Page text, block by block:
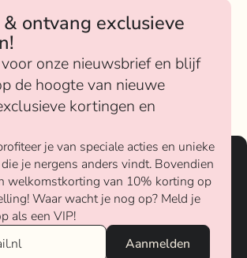
ontvang exclusieve
onze nieuwsbrief en blijf
de hoogte van nieuwe
kortingen en
je van speciale acties en unieke
je nergens anders vindt. Bovendien
welkomstkorting van 10% korting op
Waar wacht je nog op? Meld je
als een VIP!